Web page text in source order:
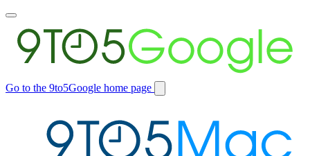
Toggle
main
menu
Go to the 9to5Google home page
Switch